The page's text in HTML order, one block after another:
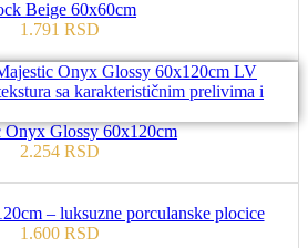
Beige 60x60cm
1.791 RSD
Onyx Glossy 60x120cm
2.254 RSD
– luksuzne porculanske plocice
1.600 RSD